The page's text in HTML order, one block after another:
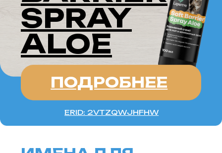
МАЙЯНА (МАЙ)
Имя, которое напрямую
ассоциируется с самим месяцем
май, и символизирует весну,
обновление и расцвет. Оно
идеально подойдет для
лабрадоры или бигли, которые
к приключениям.
ФЛОРИДА (ФЛОРА)